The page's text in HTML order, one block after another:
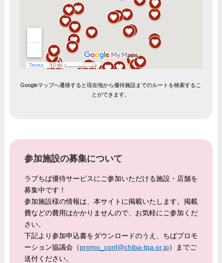
Googleマップへ遷移すると現在地から優待施設までのルートを検索するこ
とができます。
参加施設の募集について
ラブちば優待サービスにご参加いただける施設・店舗を
募集中です！
参加施設様の情報は、本サイトに掲載いたします。掲載
費などの費用はかかりませんので、お気軽にご参加くだ
さい。
下記より参加申込書をダウンロードのうえ、ちばプロモ
ーション協議会（promo_conf@chiba-tpa.or.jp）までご
送付ください。